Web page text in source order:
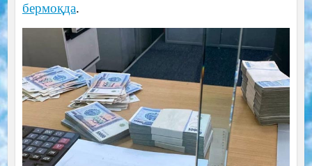
бермоқда.